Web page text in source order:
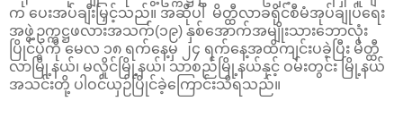
က ပေးအပ်ချီးမြှင့်သည်။ အဆိုပါ မိတ္ထီလာခရိုင်စီမံအုပ်ချုပ်ရေး
အဖွဲ့ဥက္ကဋ္ဌဖလားအသက်(၁၉) နှစ်အောက်အမျိုးသားဘောလုံး
ပြိုင်ပွဲကို မေလ ၁၈ ရက်နေ့မှ ၂၄ ရက်နေ့အထိကျင်းပခဲ့ပြီး မိတ္ထီ
လာမြို့နယ်၊ မလှိုင်မြို့နယ်၊ သာစည်မြို့နယ်နှင့် ဝမ်းတွင်း မြို့နယ်
အသင်းတို့ ပါဝင်ယှဉ်ပြိုင်ခဲ့ကြောင်းသိရသည်။